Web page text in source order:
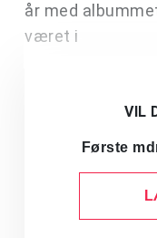
år med
været i
VIL
Første